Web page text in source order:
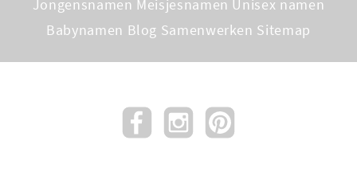
Jongensnamen Meisjesnamen Unisex namen
Babynamen Blog Samenwerken Sitemap